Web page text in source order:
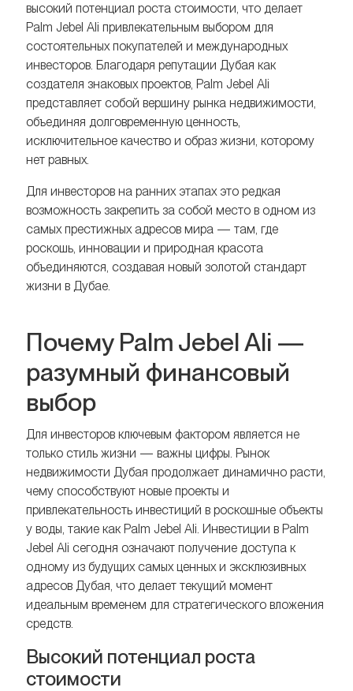
высокий потенциал роста стоимости, что делает
Palm Jebel Ali привлекательным выбором для
состоятельных покупателей и международных
инвесторов. Благодаря репутации Дубая как
создателя знаковых проектов, Palm Jebel Ali
представляет собой вершину рынка недвижимости,
объединяя долговременную ценность,
исключительное качество и образ жизни, которому
нет равных.
Для инвесторов на ранних этапах это редкая
возможность закрепить за собой место в одном из
самых престижных адресов мира — там, где
роскошь, инновации и природная красота
объединяются, создавая новый золотой стандарт
жизни в Дубае.
Почему Palm Jebel Ali —
разумный финансовый
выбор
Для инвесторов ключевым фактором является не
только стиль жизни — важны цифры. Рынок
недвижимости Дубая продолжает динамично расти,
чему способствуют новые проекты и
привлекательность инвестиций в роскошные объекты
у воды, такие как Palm Jebel Ali. Инвестиции в Palm
Jebel Ali сегодня означают получение доступа к
одному из будущих самых ценных и эксклюзивных
адресов Дубая, что делает текущий момент
идеальным временем для стратегического вложения
средств.
Высокий потенциал роста
стоимости